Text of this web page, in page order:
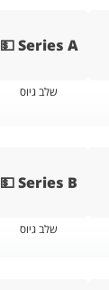
💵 Series A
שלב גיוס
💵 Series B
שלב גיוס